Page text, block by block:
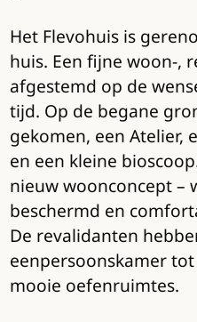
Het Flevohuis is
huis. Een fijne woon-,
afgestemd op de
tijd. Op de begane
gekomen, een Atelier,
en een kleine
nieuw woonconcept –
beschermd en
De revalidanten
eenpersoonskamer
mooie oefenruimtes.